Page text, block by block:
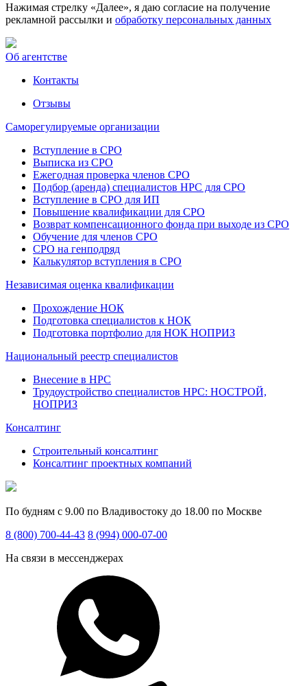
Нажимая стрелку «Далее», я даю согласие на получение
рекламной рассылки и обработку персональных данных
Об агентстве
Контакты
Отзывы
Саморегулируемые организации
Вступление в СРО
Выписка из СРО
Ежегодная проверка членов СРО
Подбор (аренда) специалистов НРС для СРО
Вступление в СРО для ИП
Повышение квалификации для СРО
Возврат компенсационного фонда при выходе из СРО
Обучение для членов СРО
СРО на генподряд
Калькулятор вступления в СРО
Независимая оценка квалификации
Прохождение НОК
Подготовка специалистов к НОК
Подготовка портфолио для НОК НОПРИЗ
Национальный реестр специалистов
Внесение в НРС
Трудоустройство специалистов НРС: НОСТРОЙ,
НОПРИЗ
Консалтинг
Строительный консалтинг
Консалтинг проектных компаний
По будням с 9.00 по Владивостоку до 18.00 по Москве
8 (800) 700-44-43 8 (994) 000-07-00
На связи в мессенджерах